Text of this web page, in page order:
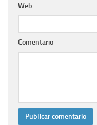
Web
Comentario